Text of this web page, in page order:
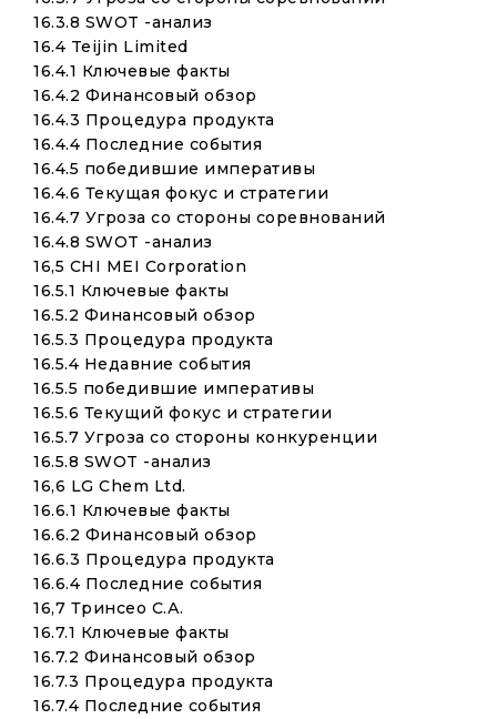
16.3.8 SWOT -анализ
16.4 Teijin Limited
16.4.1 Ключевые факты
16.4.2 Финансовый обзор
16.4.3 Процедура продукта
16.4.4 Последние события
16.4.5 победившие императивы
16.4.6 Текущая фокус и стратегии
16.4.7 Угроза со стороны соревнований
16.4.8 SWOT -анализ
16,5 CHI MEI Corporation
16.5.1 Ключевые факты
16.5.2 Финансовый обзор
16.5.3 Процедура продукта
16.5.4 Недавние события
16.5.5 победившие императивы
16.5.6 Текущий фокус и стратегии
16.5.7 Угроза со стороны конкуренции
16.5.8 SWOT -анализ
16,6 LG Chem Ltd.
16.6.1 Ключевые факты
16.6.2 Финансовый обзор
16.6.3 Процедура продукта
16.6.4 Последние события
16,7 Тринсео С.А.
16.7.1 Ключевые факты
16.7.2 Финансовый обзор
16.7.3 Процедура продукта
16.7.4 Последние события